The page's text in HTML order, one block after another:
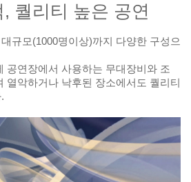
퀄리티 높은 공연
규모(1000명이상)까지 다양한 구성으
공연장에서 사용하는 무대장비와 조
열악하거나 낙후된 장소에서도 퀄리티